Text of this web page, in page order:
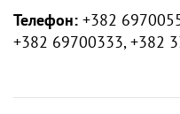
Телефон: +382
+382 69700333, +382